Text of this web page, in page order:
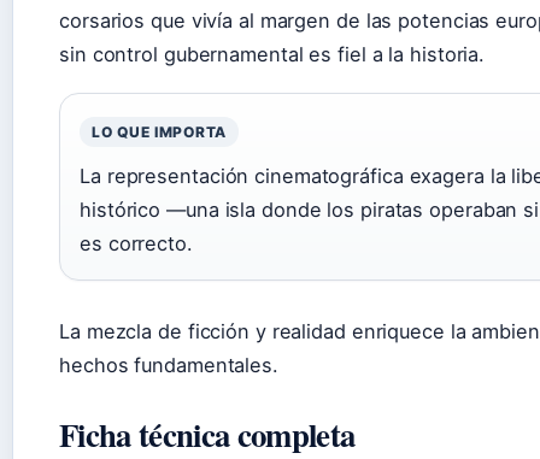
corsarios que vivía al margen de las potencias
sin control gubernamental es fiel a la historia.
LO QUE IMPORTA
La representación cinematográfica exagera la
histórico —una isla donde los piratas operaban
es correcto.
La mezcla de ficción y realidad enriquece la
hechos fundamentales.
Ficha técnica completa